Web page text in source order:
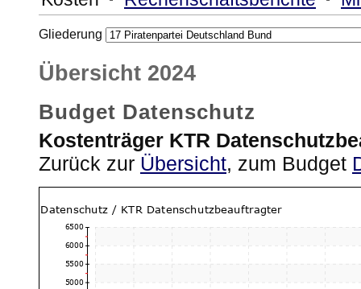
Gliederung
Übersicht 2024
Budget Datenschutz
Kostenträger KTR
Zurück zur Übersicht, zum Budget